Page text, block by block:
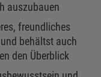
auszubauen
freundliches
behältst auch
den Überblick